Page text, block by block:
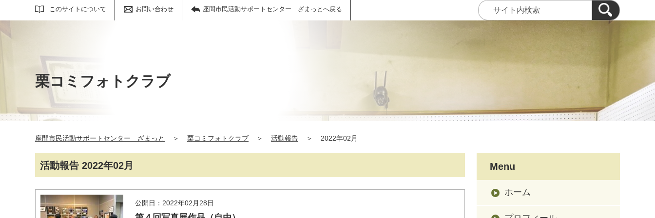
このサイトについて お問い合わせ 座間市民活動サポートセンター ざまっとへ戻る
サイト内検索
栗コミフォトクラブ
座間市民活動サポートセンター ざまっと ＞ 栗コミフォトクラブ ＞ 活動報告 ＞ 2022年02月
活動報告 2022年02月
公開日：2022年02月28日
Menu
ホーム